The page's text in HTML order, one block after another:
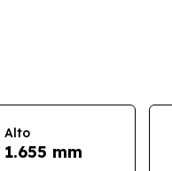
Alto
1.655 mm